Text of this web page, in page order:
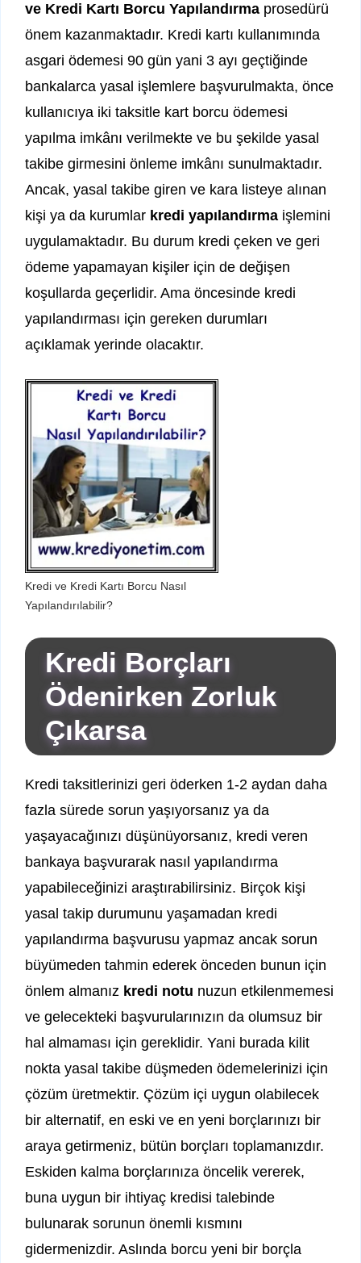
ve Kredi Kartı Borcu Yapılandırma prosedürü
önem kazanmaktadır. Kredi kartı kullanımında
asgari ödemesi 90 gün yani 3 ayı geçtiğinde
bankalarca yasal işlemlere başvurulmakta, önce
kullanıcıya iki taksitle kart borcu ödemesi
yapılma imkânı verilmekte ve bu şekilde yasal
takibe girmesini önleme imkânı sunulmaktadır.
Ancak, yasal takibe giren ve kara listeye alınan
kişi ya da kurumlar kredi yapılandırma işlemini
uygulamaktadır. Bu durum kredi çeken ve geri
ödeme yapamayan kişiler için de değişen
koşullarda geçerlidir. Ama öncesinde kredi
yapılandırması için gereken durumları
açıklamak yerinde olacaktır.
Kredi ve Kredi Kartı Borcu Nasıl
Yapılandırılabilir?
Kredi Borçları
Ödenirken Zorluk
Çıkarsa
Kredi taksitlerinizi geri öderken 1-2 aydan daha
fazla sürede sorun yaşıyorsanız ya da
yaşayacağınızı düşünüyorsanız, kredi veren
bankaya başvurarak nasıl yapılandırma
yapabileceğinizi araştırabilirsiniz. Birçok kişi
yasal takip durumunu yaşamadan kredi
yapılandırma başvurusu yapmaz ancak sorun
büyümeden tahmin ederek önceden bunun için
önlem almanız kredi notu nuzun etkilenmemesi
ve gelecekteki başvurularınızın da olumsuz bir
hal almaması için gereklidir. Yani burada kilit
nokta yasal takibe düşmeden ödemelerinizi için
çözüm üretmektir. Çözüm içi uygun olabilecek
bir alternatif, en eski ve en yeni borçlarınızı bir
araya getirmeniz, bütün borçları toplamanızdır.
Eskiden kalma borçlarınıza öncelik vererek,
buna uygun bir ihtiyaç kredisi talebinde
bulunarak sorunun önemli kısmını
gidermenizdir. Aslında borcu yeni bir borçla